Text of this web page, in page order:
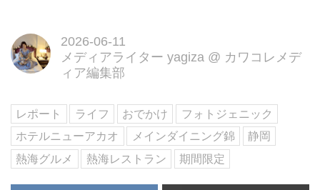
2026-06-11
メディアライター yagiza @ カワコレメデ
ィア編集部
レポート ライフ おでかけ
フォトジェニック
ホテルニューアカオ
メインダイニング錦
静岡
熱海グルメ
熱海レストラン 期間限定